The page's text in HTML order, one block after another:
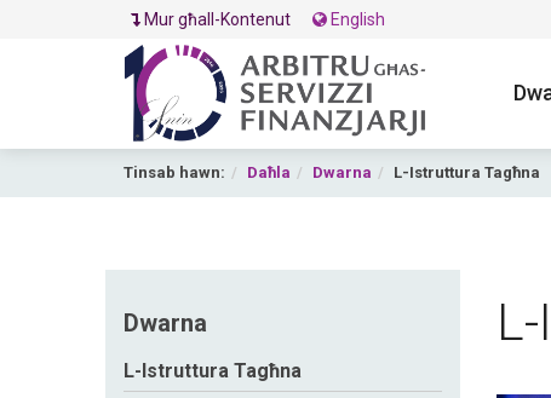
Mur għall-Kontenut English
Tinsab hawn: Daħla Dwarna L-Istruttura Tagħna
Dwarna
L-Istruttura Tagħna